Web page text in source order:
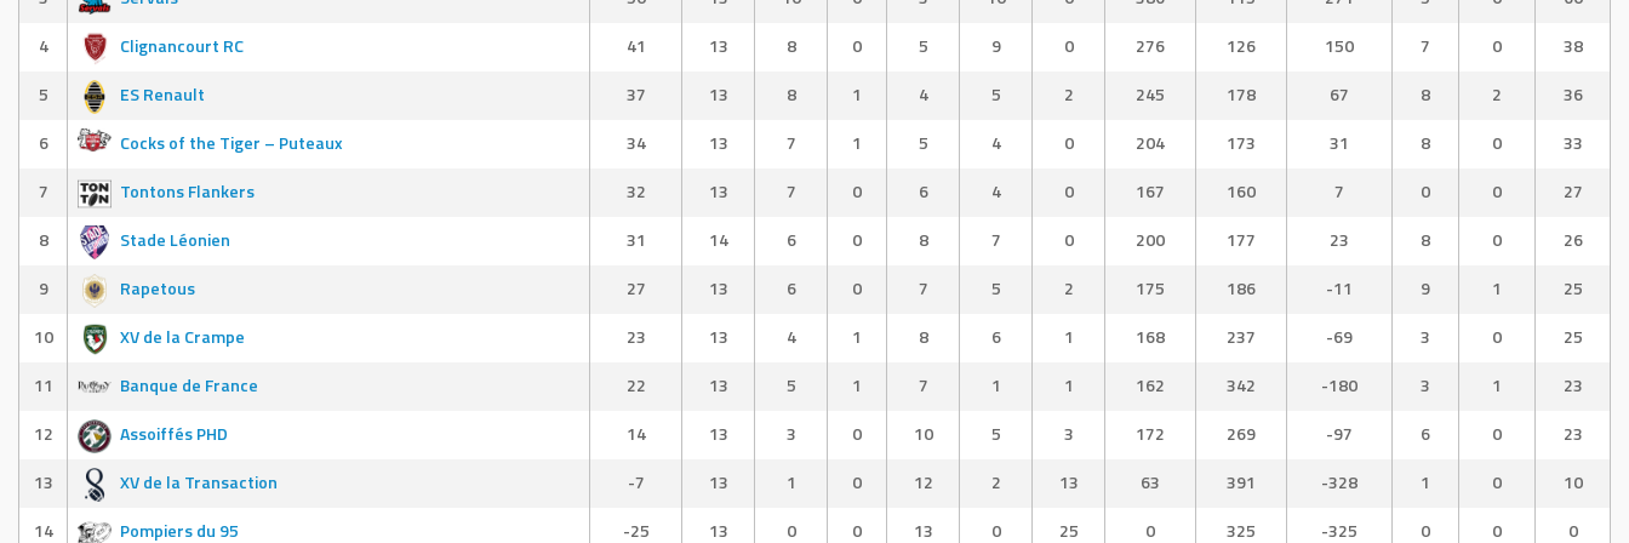
4
Clignancourt RC 41 13 8 0 5 9 0 276 126 150 7 0
38
5
ES Renault 37 13 8 1 4 5 2 245 178 67 8 2
36
6
Cocks of the Tiger – Puteaux 34 13 7 1 5 4 0 204 173 31 8 0
33
7
Tontons Flankers 32 13 7 0 6 4 0 167 160 7 0 0
27
8
Stade Léonien 31 14 6 0 8 7 0 200 177 23 8 0
26
9
Rapetous 27 13 6 0 7 5 2 175 186 -11 9 1
25
10
XV de la Crampe 23 13 4 1 8 6 1 168 237 -69 3 0
25
11
Banque de France 22 13 5 1 7 1 1 162 342 -180 3 1
23
12
Assoiffés PHD 14 13 3 0 10 5 3 172 269 -97 6 0
23
13
XV de la Transaction -7 13 1 0 12 2 13 63 391 -328 1 0
10
14
Pompiers du 95 -25 13 0 0 13 0 25 0 325 -325 0 0 0